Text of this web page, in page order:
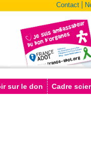
Contact
sur le don Cadre